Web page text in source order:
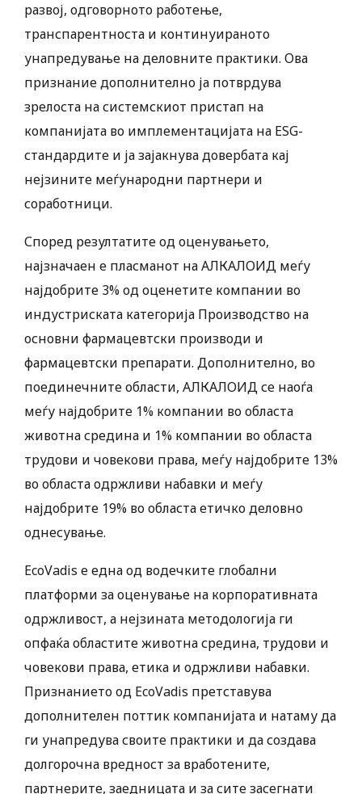
развој, одговорното работење,
транспарентноста и континуираното
унапредување на деловните практики. Ова
признание дополнително ја потврдува
зрелоста на системскиот пристап на
компанијата во имплементацијата на ESG-
стандардите и ја зајакнува довербата кај
нејзините меѓународни партнери и
соработници.
Според резултатите од оценувањето,
најзначаен е пласманот на АЛКАЛОИД меѓу
најдобрите 3% од оценетите компании во
индустриската категорија Производство на
основни фармацевтски производи и
фармацевтски препарати. Дополнително, во
поединечните области, АЛКАЛОИД се наоѓа
меѓу најдобрите 1% компании во областа
животна средина и 1% компании во областа
трудови и човекови права, меѓу најдобрите 13%
во областа одржливи набавки и меѓу
најдобрите 19% во областа етичко деловно
однесување.
EcoVadis е една од водечките глобални
платформи за оценување на корпоративната
одржливост, а нејзината методологија ги
опфаќа областите животна средина, трудови и
човекови права, етика и одржливи набавки.
Признанието од EcoVadis претставува
дополнителен поттик компанијата и натаму да
ги унапредува своите практики и да создава
долгорочна вредност за вработените,
партнерите, заедницата и за сите засегнати